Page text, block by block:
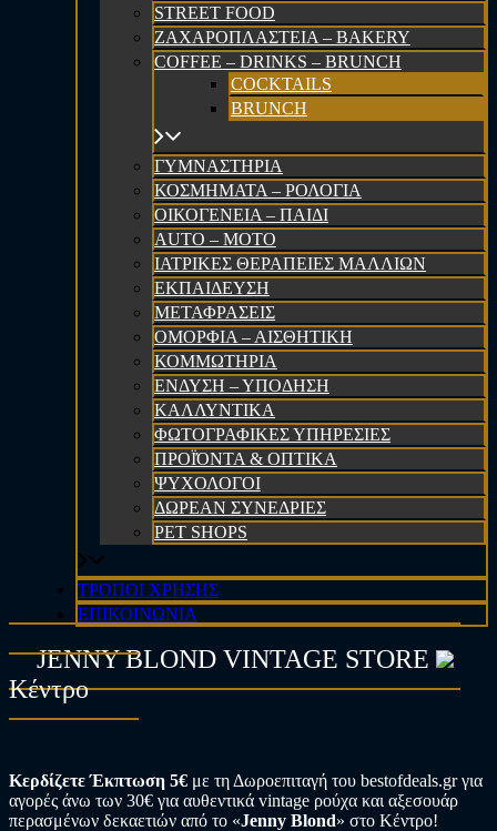
STREET FOOD
ΖΑΧΑΡΟΠΛΑΣΤΕΙΑ – BAKERY
COFFEE – DRINKS – BRUNCH
COCKTAILS
BRUNCH
ΓΥΜΝΑΣΤΗΡΙΑ
ΚΟΣΜΗΜΑΤΑ – ΡΟΛΟΓΙΑ
ΟΙΚΟΓΕΝΕΙΑ – ΠΑΙΔΙ
AUTO – MOTO
ΙΑΤΡΙΚΕΣ ΘΕΡΑΠΕΙΕΣ ΜΑΛΛΙΩΝ
ΕΚΠΑΙΔΕΥΣΗ
ΜΕΤΑΦΡΑΣΕΙΣ
ΟΜΟΡΦΙΑ – ΑΙΣΘΗΤΙΚΗ
ΚΟΜΜΩΤΗΡΙΑ
ΕΝΔΥΣΗ – ΥΠΟΔΗΣΗ
ΚΑΛΛΥΝΤΙΚΑ
ΦΩΤΟΓΡΑΦΙΚΕΣ ΥΠΗΡΕΣΙΕΣ
ΠΡΟΪΌΝΤΑ & ΟΠΤΙΚΑ
ΨΥΧΟΛΟΓΟΙ
ΔΩΡΕΑΝ ΣΥΝΕΔΡΙΕΣ
PET SHOPS
ΤΡΟΠΟΙ ΧΡΗΣΗΣ
ΕΠΙΚΟΙΝΩΝΙΑ
JENNY BLOND VINTAGE STORE
Κέντρο
Κερδίζετε Έκπτωση 5€ με τη Δωροεπιταγή του bestofdeals.gr για
αγορές άνω των 30€ για αυθεντικά vintage ρούχα και αξεσουάρ
περασμένων δεκαετιών από το «Jenny Blond» στο Κέντρο!